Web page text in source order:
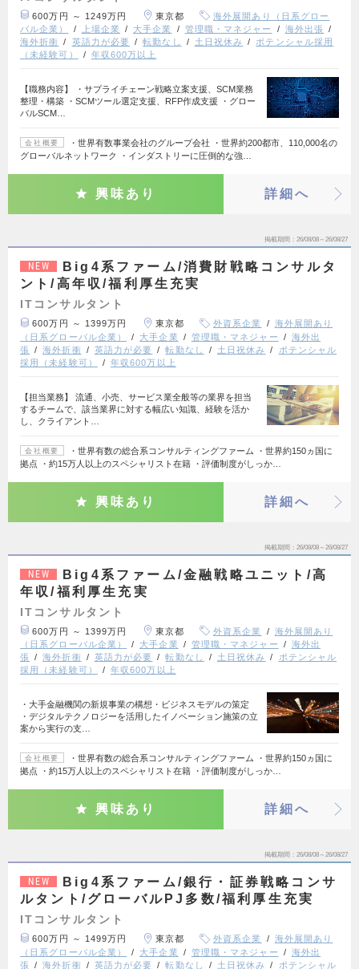
600万円 ～ 1249万円 東京都
海外展開あり（日系グロー
バル企業）
上場企業 大手企業 管理職・マネジャー
海外出張
海外折衝
英語力が必要 転勤なし 土日祝休み
ポテンシャル採用
（未経験可）
年収600万以上
【職務内容】 ・サプライチェーン戦略立案支援、SCM業務
整理・構築 ・SCMツール選定支援、RFP作成支援 ・グロー
バルSCM…
会社概要
・世界有数事業会社のグループ会社 ・世界約200都市、110,000名の
グローバルネットワーク ・インダストリーに圧倒的な強…
興味あり 詳細へ
掲載期間 26/08/08～26/08/27
NEW
Big4系ファーム/消費財戦略コンサルタ
ント/高年収/福利厚生充実
ITコンサルタント
600万円 ～ 1399万円 東京都 外資系企業
海外展開あり
（日系グローバル企業）
大手企業 管理職・マネジャー
海外出
張
海外折衝 英語力が必要 転勤なし 土日祝休み
ポテンシャル
採用（未経験可）
年収600万以上
【担当業務】 流通、小売、サービス業全般等の業界を担当
するチームで、該当業界に対する幅広い知識、経験を活か
し、クライアント…
会社概要
・世界有数の総合系コンサルティングファーム ・世界約150ヵ国に
拠点 ・約15万人以上のスペシャリスト在籍 ・評価制度がしっか…
興味あり 詳細へ
掲載期間 26/08/08～26/08/27
NEW
Big4系ファーム/金融戦略ユニット/高
年収/福利厚生充実
ITコンサルタント
600万円 ～ 1399万円 東京都 外資系企業
海外展開あり
（日系グローバル企業）
大手企業 管理職・マネジャー
海外出
張
海外折衝 英語力が必要 転勤なし 土日祝休み
ポテンシャル
採用（未経験可）
年収600万以上
・大手金融機関の新規事業の構想・ビジネスモデルの策定
・デジタルテクノロジーを活用したイノベーション施策の立
案から実行の支…
会社概要
・世界有数の総合系コンサルティングファーム ・世界約150ヵ国に
拠点 ・約15万人以上のスペシャリスト在籍 ・評価制度がしっか…
興味あり 詳細へ
掲載期間 26/08/08～26/08/27
NEW
Big4系ファーム/銀行・証券戦略コンサ
ルタント/グローバルPJ多数/福利厚生充実
ITコンサルタント
600万円 ～ 1499万円 東京都 外資系企業
海外展開あり
（日系グローバル企業）
大手企業 管理職・マネジャー
海外出
張
海外折衝 英語力が必要 転勤なし 土日祝休み
ポテンシャル